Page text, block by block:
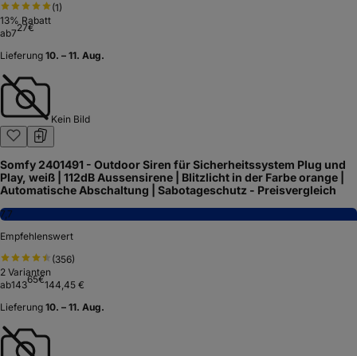
(1)
13% Rabatt
ab727€
Lieferung 10. – 11. Aug.
Kein Bild
Somfy 2401491 - Outdoor Siren für Sicherheitssystem Plug und
Play, weiß | 112dB Aussensirene | Blitzlicht in der Farbe orange |
Automatische Abschaltung | Sabotageschutz - Preisvergleich
7,7
Empfehlenswert
(356)
2 Varianten
ab14365€144,45 €
Lieferung 10. – 11. Aug.